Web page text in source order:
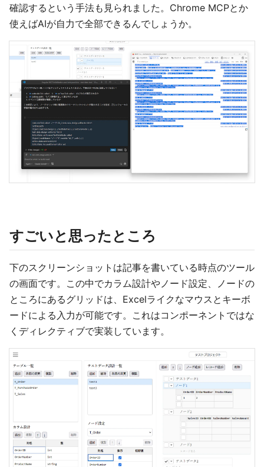
確認するという手法も見られました。Chrome MCPとか
使えばAIが自力で全部できるんでしょうか。
すごいと思ったところ
下のスクリーンショットは記事を書いている時点のツール
の画面です。この中でカラム設計やノード設定、ノードの
ところにあるグリッドは、Excelライクなマウスとキーボ
ードによる入力が可能です。これはコンポーネントではな
くディレクティブで実装しています。